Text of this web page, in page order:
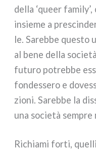
del­la ‘queer
insie­me a
le. Sarebbe que­sto
al bene del­la
futu­ro potreb­be
fon­des­se­ro e
zio­ni. Sarebbe la
una socie­tà sem­pre
Richiami for­ti,